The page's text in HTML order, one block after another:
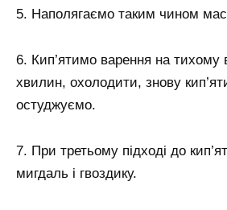
5. Наполягаємо таким чином
6. Кип’ятимо варення на тихому
хвилин, охолодити, знову
остуджуємо.
7. При третьому підході до
мигдаль і гвоздику.